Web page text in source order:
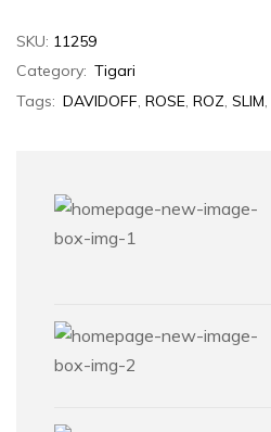
SKU: 11259
Category: Tigari
Tags: DAVIDOFF, ROSE, ROZ, SLIM,